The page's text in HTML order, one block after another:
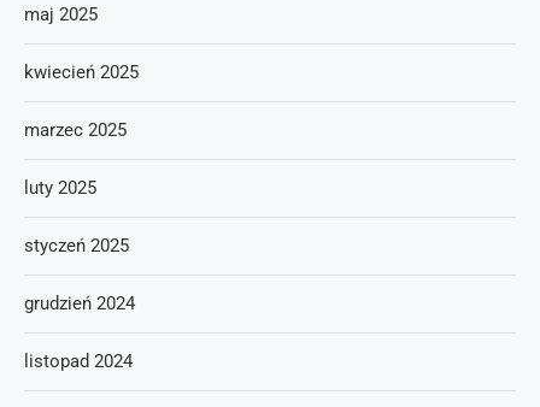
maj 2025
kwiecień 2025
marzec 2025
luty 2025
styczeń 2025
grudzień 2024
listopad 2024